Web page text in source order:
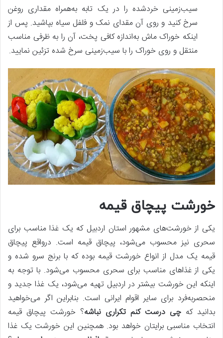
سیب‌زمینی خردشده را در یک تابه به‌همراه مقداری روغن
سرخ کنید و روی آن مقدای نمک و فلفل سیاه بپاشید. پس از
اینکه خوراک ماش به‌اندازه کافی پخت، آن را به ظرفی مناسب
منتقل و روی خوراک را با سیب‌زمینی سرخ شده تزئین نمایید.
خورشت پیچاق قیمه
یکی از خورشت‌های مشهور استان اردبیل که یک غذا مناسب برای
سحری نیز محسوب می‌شود، پیچاق قیمه است. درواقع پیچاق
قیمه یک مدل از انواع خورشت قیمه بوده که با برنج سرو شده و
یکی از غذاهای مناسب برای سحری محسوب می‌شود. با توجه به
اینکه این خورشت بیشتر در اردبیل تهیه می‌شود، یک غذا جدید و
منحصربه‌فرد برای سایر اقوام ایرانی است. بنابراین اگر می‌خواهید
بدانید که چی درست کنم تکراری نباشه؟ خورشت پیچاق قیمه
انتخاب مناسبی برایتان خواهد بود. همچنین این خورشت یک غذا